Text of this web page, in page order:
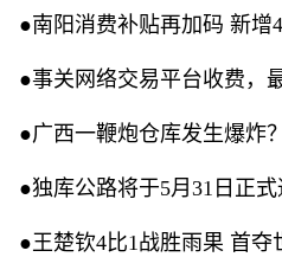
●南阳消费补贴再加码 新增
●事关网络交易平台收费，
●广西一鞭炮仓库发生爆炸
●独库公路将于5月31日正式
●王楚钦4比1战胜雨果 首夺